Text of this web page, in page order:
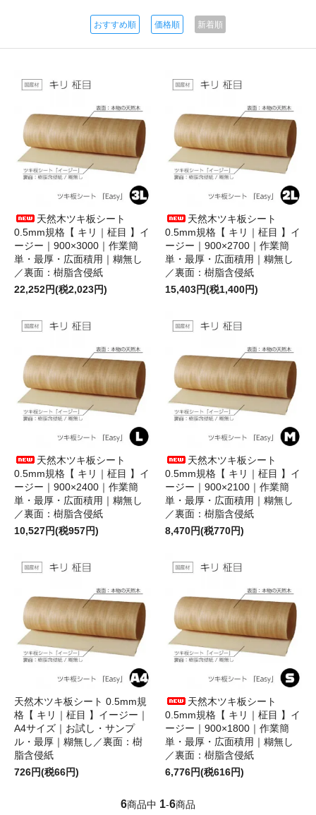
おすすめ順 価格順 新着順
天然木ツキ板シート
0.5mm規格【 キリ｜柾目 】イ
ージー｜900×3000｜作業簡
単・最厚・広面積用｜糊無し
／裏面：樹脂含侵紙
22,252円(税2,023円)
天然木ツキ板シート
0.5mm規格【 キリ｜柾目 】イ
ージー｜900×2700｜作業簡
単・最厚・広面積用｜糊無し
／裏面：樹脂含侵紙
15,403円(税1,400円)
天然木ツキ板シート
0.5mm規格【 キリ｜柾目 】イ
ージー｜900×2400｜作業簡
単・最厚・広面積用｜糊無し
／裏面：樹脂含侵紙
10,527円(税957円)
天然木ツキ板シート
0.5mm規格【 キリ｜柾目 】イ
ージー｜900×2100｜作業簡
単・最厚・広面積用｜糊無し
／裏面：樹脂含侵紙
8,470円(税770円)
天然木ツキ板シート 0.5mm規
格【 キリ｜柾目 】イージー｜
A4サイズ｜お試し・サンプ
ル・最厚｜糊無し／裏面：樹
脂含侵紙
726円(税66円)
天然木ツキ板シート
0.5mm規格【 キリ｜柾目 】イ
ージー｜900×1800｜作業簡
単・最厚・広面積用｜糊無し
／裏面：樹脂含侵紙
6,776円(税616円)
6商品中 1-6商品